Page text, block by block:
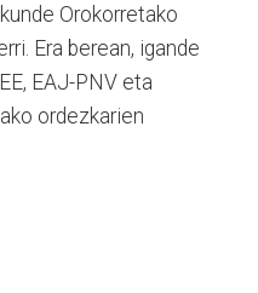
Orokorretako
Era berean, igande
EAJ-PNV eta
ordezkarien